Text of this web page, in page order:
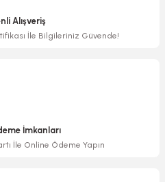
Alışveriş
İle Bilgileriniz Güvende!
İmkanları
İle Online Ödeme Yapın